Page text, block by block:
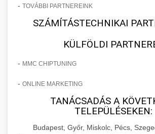
- TOVÁBBI PARTNEREINK
SZÁMÍTÁSTECHNIKAI
KÜLFÖLDI
- MMC CHIPTUNING
- ONLINE MARKETING
TANÁCSADÁS A
TELEPÜLÉSEKEN:
Budapest, Győr, Miskolc, Pécs,